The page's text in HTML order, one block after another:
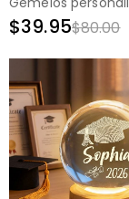
$39.95$80.00